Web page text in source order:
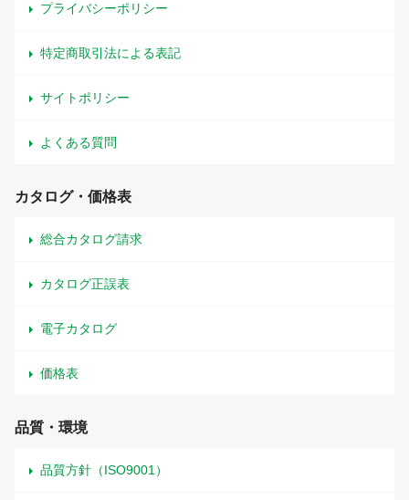
プライバシーポリシー
特定商取引法による表記
サイトポリシー
よくある質問
カタログ・価格表
総合カタログ請求
カタログ正誤表
電子カタログ
価格表
品質・環境
品質方針（ISO9001）